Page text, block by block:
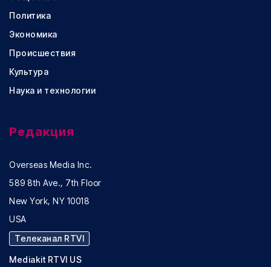
Политика
Экономика
Происшествия
Культура
Наука и технологии
Редакция
Overseas Media Inc.
589 8th Ave., 7th Floor
New York, NY 10018
USA
Телеканал RTVI
Mediakit RTVI US